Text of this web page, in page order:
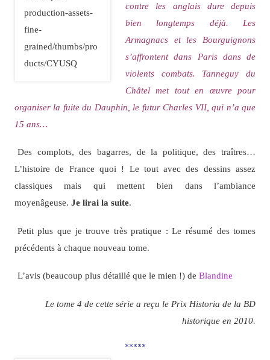
contre les anglais dure depuis
bien longtemps déjà. Les
Armagnacs et les Bourguignons
s’affrontent dans Paris dans de
violents combats. Tanneguy du
Châtel met tout en œuvre pour
organiser la fuite du Dauphin, le futur Charles VII, qui n’a que
15 ans…
Des complots, des bagarres, de la politique, des traîtres…
L’histoire de France quoi ! Le tout avec des dessins assez
classiques mais qui mettent bien dans l’ambiance
moyenâgeuse. Je lirai la suite.
Petit plus que je trouve très pratique : Le résumé des tomes
précédents à chaque nouveau tome.
L’avis (beaucoup plus détaillé que le mien !) de Blandine
Le tome 4 de cette série a reçu le Prix Historia de la BD
historique en 2010.
*****